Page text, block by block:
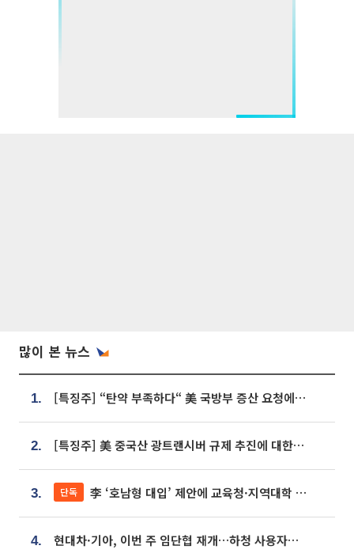
많이 본 뉴스
1. [특징주] “탄약 부족하다“ 美 국방부 증산 요청에⋯국내 방산주 급등세
2. [특징주] 美 중국산 광트랜시버 규제 추진에 대한광통신 등 광통신株 강세
3. 단독 李 ‘호남형 대입’ 제안에 교육청·지역대학 서·논술형 입시 연계 '착수'
4. 현대차·기아, 이번 주 임단협 재개…하청 사용자성 재심도 ‘변수’